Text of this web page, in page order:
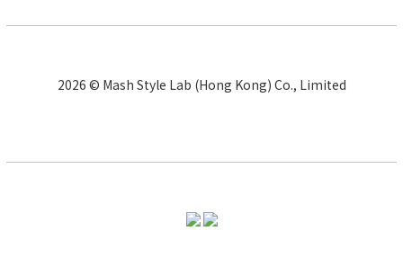
2026 © Mash Style Lab (Hong Kong) Co., Limited